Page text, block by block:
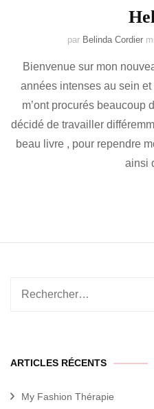
par Belinda Cordier
Bienvenue sur mon
années intenses au sein
m’ont procurés beaucoup
décidé de travailler
beau livre , pour rependre
ainsi
Rechercher :
ARTICLES RÉCENTS
My Fashion Thérapie